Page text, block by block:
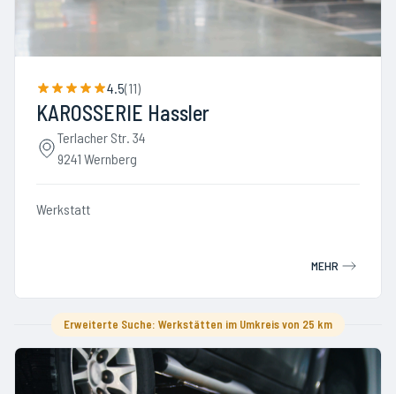
4.5(11)
KAROSSERIE Hassler
Terlacher Str. 34
9241 Wernberg
Werkstatt
MEHR
Erweiterte Suche: Werkstätten im Umkreis von 25 km